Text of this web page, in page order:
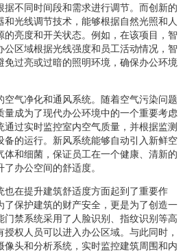
据不同时间段和需求进行调节。而创新的
和光线调节技术，能够根据自然光照和人
的亮度和开关状态。例如，在该项目，智
公区域根据光线强度和员工活动情况，智
免过亮或过暗的照明环境，确保办公环境
空气净化和通风系统。随着空气污染问题
量成为了现代办公环境中的一个重要考虑
通过实时监控室内空气质量，并根据监测
备的运行。新风系统能够自动引入新鲜空
体和细菌，保证员工在一个健康、清新的
办公空间的舒适度。
也在提升建筑舒适度方面起到了重要作
了保护建筑的财产安全，更是为了创造一
门禁系统采用了人脸识别、指纹识别等高
权人员可以进入办公区域。与此同时，
像头和分析系统，实时监控建筑周围和内